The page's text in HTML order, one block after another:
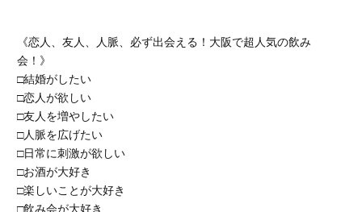
《恋人、友人、人脈、必ず出会える！大阪で超人気の飲み
会！》
□結婚がしたい
□恋人が欲しい
□友人を増やしたい
□人脈を広げたい
□日常に刺激が欲しい
□お酒が大好き
□楽しいことが大好き
□飲み会が大好き